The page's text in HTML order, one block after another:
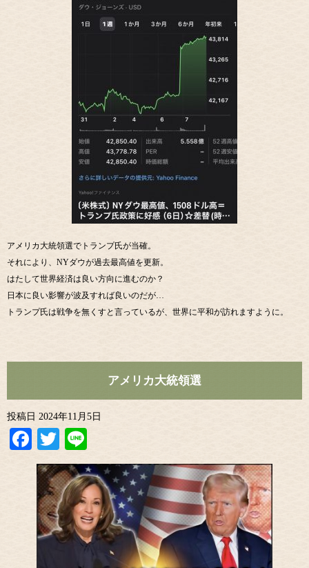
アメリカ大統領選でトランプ氏が当確。
それにより、NYダウが過去最高値を更新。
はたして世界経済は良い方向に進むのか？
日本に良い影響が波及すれば良いのだが…
トランプ氏は戦争を無くすと言っているが、世界に平和が訪れますように。
アメリカ大統領選
投稿日 2024年11月5日
Facebook
Twitter